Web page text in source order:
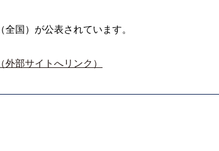
国）が公表されています。
部サイトへリンク）